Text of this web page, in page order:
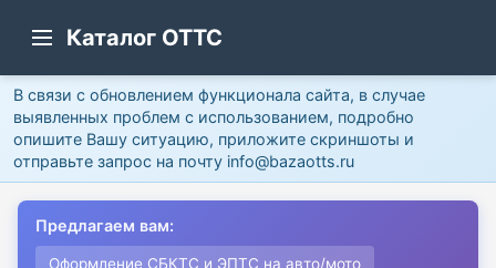
Каталог ОТТС
В связи с обновлением функционала сайта, в случае
выявленных проблем с использованием, подробно
опишите Вашу ситуацию, приложите скриншоты и
отправьте запрос на почту info@bazaotts.ru
Предлагаем вам:
Оформление СБКТС и ЭПТС на авто/мото